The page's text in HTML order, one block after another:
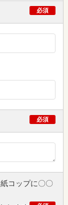
必須
必須
コップに〇〇